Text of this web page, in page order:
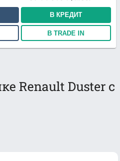
В КРЕДИТ
В TRADE IN
Renault Duster с